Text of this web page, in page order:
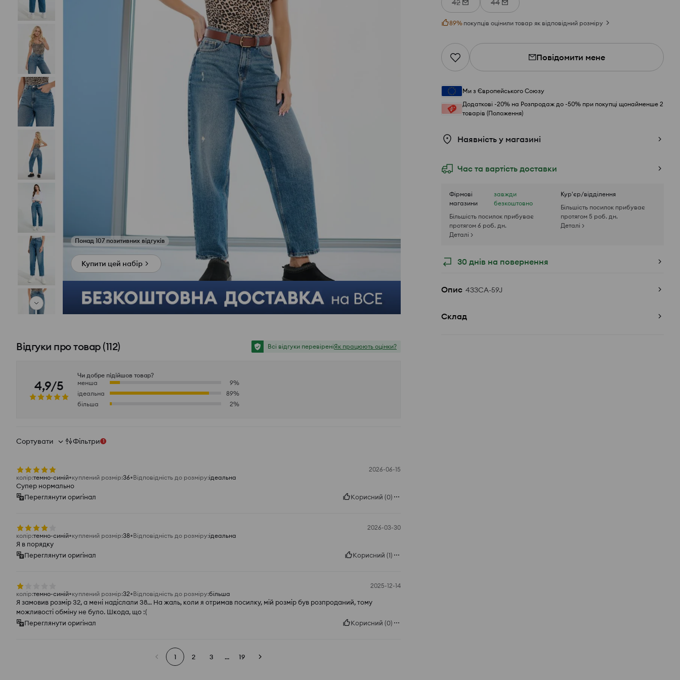
42 44
89% покупців оцінили товар як відповідний розміру
Повідомити мене
Ми з Європейського Союзу
Додаткові -20% на Розпродаж до -50% при покупці щонайменше 2
товарів (Положення)
Наявність у магазині
Час та вартість доставки
Фірмові
магазини
завжди
безкоштовно
Більшість посилок прибуває
протягом 6 роб. дн.
Деталі >
Кур'єр/відділення
Більшість посилок прибуває
протягом 5 роб. дн.
Деталі >
30 днів на повернення
Опис 433CA-59J
Склад
Переглянути фото з відгуків
Купити цей набір
Відгуки про товар(112) Всі відгуки перевіреніЯк працюють оцінки?
4,9/5
Чи добре підійшов товар?
менша
9%
ідеальна
89%
більша
2%
Сортувати Фільтри 1
2026-06-15
колір:темно-синій куплений розмір:36 Відповідність до розміру:ідеальна
Супер нормально
Переглянути оригінал
Корисний (0)
2026-03-30
колір:темно-синій куплений розмір:38 Відповідність до розміру:ідеальна
Я в порядку
Переглянути оригінал
Корисний (1)
2025-12-14
колір:темно-синій куплений розмір:32 Відповідність до розміру:більша
Я замовив розмір 32, а мені надіслали 38... На жаль, коли я отримав посилку, мій розмір був розпроданий, тому
можливості обміну не було. Шкода, що :(
Переглянути оригінал
Корисний (0)
1 2 3 ... 19